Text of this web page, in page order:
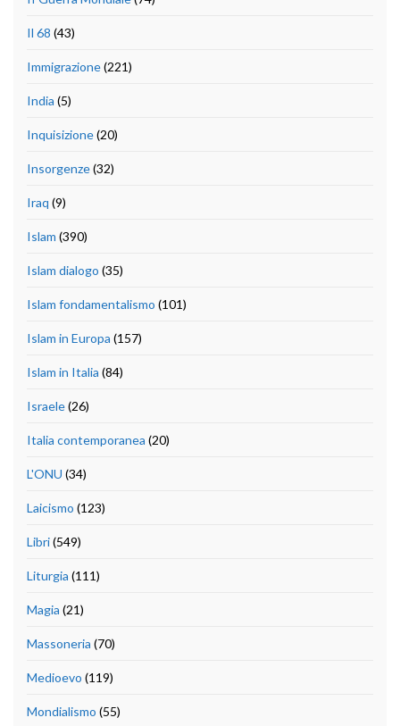
Il 68 (43)
Immigrazione(221)
India (5)
Inquisizione(20)
Insorgenze(32)
Iraq (9)
Islam (390)
Islam dialogo (35)
Islam fondamentalismo (101)
Islam in Europa (157)
Islam in Italia (84)
Israele(26)
Italia contemporanea (20)
L'ONU (34)
Laicismo (123)
Libri(549)
Liturgia (111)
Magia (21)
Massoneria (70)
Medioevo (119)
Mondialismo (55)